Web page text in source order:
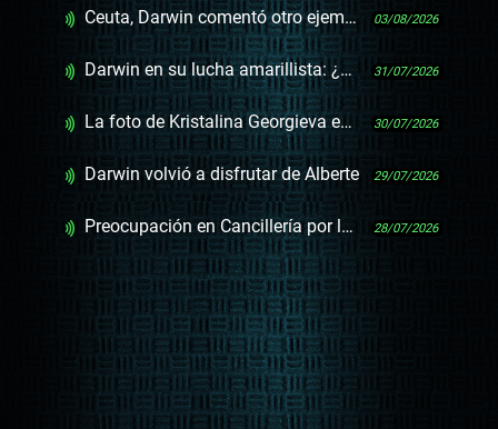
Ceuta, Darwin comentó otro ejemplo de la resiliencia de Pedro Sánchez 03/08/2026
Darwin en su lucha amarillista: ¿picada, Inisa o Ceuta? 31/07/2026
La foto de Kristalina Georgieva en Montevideo 30/07/2026
Darwin volvió a disfrutar de Alberte 29/07/2026
Preocupación en Cancillería por las elecciones en Nicaragua, que Ortega ya dijo que no habrá 28/07/2026